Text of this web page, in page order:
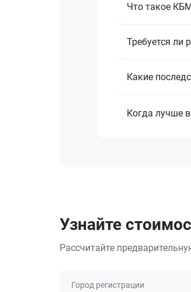
Что такое
Требуется ли
Какие
Когда лучше
Узнайте
Рассчитайте
Город регистрации